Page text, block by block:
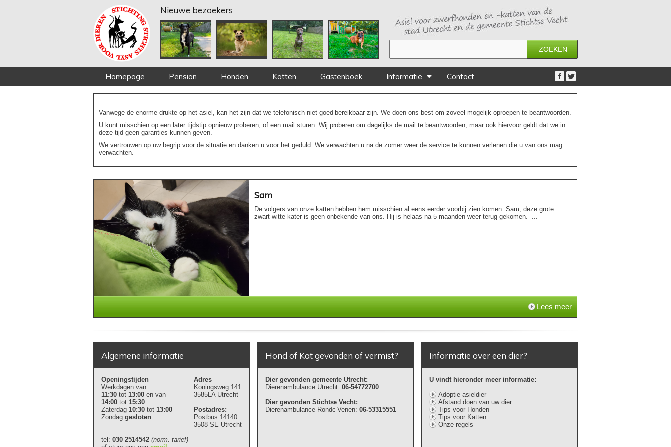
Nieuwe bezoekers
ZOEKEN
Homepage Pension Honden Katten Gastenboek Informatie Contact
Vanwege de enorme drukte op het asiel, kan het zijn dat we telefonisch niet goed bereikbaar zijn. We doen ons best om zoveel mogelijk oproepen te beantwoorden.
U kunt misschien op een later tijdstip opnieuw proberen, of een mail sturen. Wij proberen om dagelijks de mail te beantwoorden, maar ook hiervoor geldt dat we in
deze tijd geen garanties kunnen geven.
We vertrouwen op uw begrip voor de situatie en danken u voor het geduld. We verwachten u na de zomer weer de service te kunnen verlenen die u van ons mag
verwachten.
Sam
De volgers van onze katten hebben hem misschien al eens eerder voorbij zien komen: Sam, deze grote
zwart-witte kater is geen onbekende van ons. Hij is helaas na 5 maanden weer terug gekomen. ...
Lees meer
Algemene informatie
Adres
Koningsweg 141
3585LA Utrecht
Postadres:
Postbus 14140
3508 SE Utrecht
Openingstijden
Werkdagen van
11:30 tot 13:00 en van
14:00 tot 15:30
Zaterdag 10:30 tot 13:00
Zondag gesloten
tel: 030 2514542 (norm. tarief)
Hond of Kat gevonden of vermist?
Dier gevonden gemeente Utrecht:
Dierenambulance Utrecht:06-54772700
Dier gevonden Stichtse Vecht:
Dierenambulance Ronde Venen:06-53315551
Informatie over een dier?
U vindt hieronder meer informatie:
Adoptie asieldier
Afstand doen van uw dier
Tips voor Honden
Tips voor Katten
Onze regels